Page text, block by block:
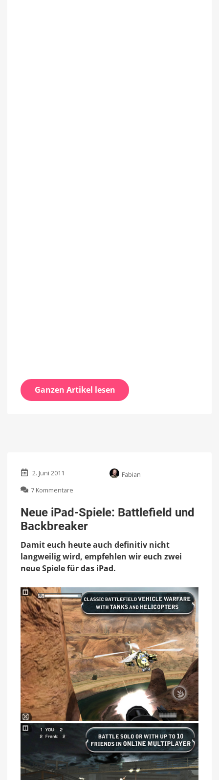
Ganzen Artikel lesen
2. Juni 2011
Fabian
7 Kommentare
iPad-
Spiele:
Battlefield
Backbreaker
Neue iPad-Spiele: Battlefield und
Backbreaker
Damit euch heute auch definitiv nicht
langweilig wird, empfehlen wir euch zwei
neue Spiele für das iPad.